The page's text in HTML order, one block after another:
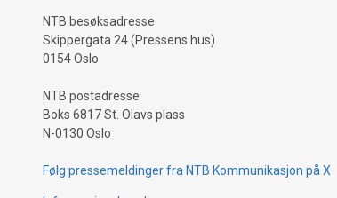
NTB besøksadresse
Skippergata 24 (Pressens hus)
0154 Oslo
NTB postadresse
Boks 6817 St. Olavs plass
N-0130 Oslo
Følg pressemeldinger fra NTB Kommunikasjon på X